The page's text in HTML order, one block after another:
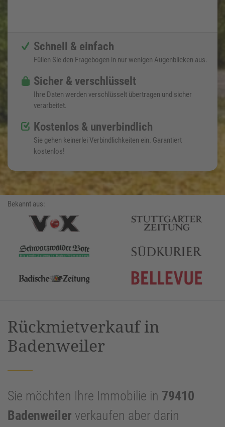
Schnell & einfach
Füllen Sie den Fragebogen in nur wenigen Augenblicken aus.
Sicher & verschlüsselt
Ihre Daten werden verschlüsselt übertragen und sicher
verarbeitet.
Kostenlos & unverbindlich
Sie gehen keinerlei Verbindlichkeiten ein. Garantiert
kostenlos!
Bekannt aus:
Rückmietverkauf in
Badenweiler
Sie möchten Ihre Immobilie in 79410
Badenweiler verkaufen aber darin